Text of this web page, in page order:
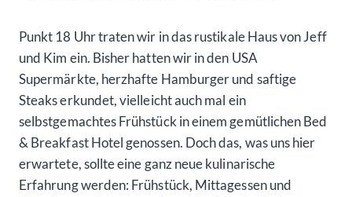
Punkt 18 Uhr traten wir in das rustikale Haus von Jeff
und Kim ein. Bisher hatten wir in den USA
Supermärkte, herzhafte Hamburger und saftige
Steaks erkundet, vielleicht auch mal ein
selbstgemachtes Frühstück in einem gemütlichen Bed
& Breakfast Hotel genossen. Doch das, was uns hier
erwartete, sollte eine ganz neue kulinarische
Erfahrung werden: Frühstück, Mittagessen und